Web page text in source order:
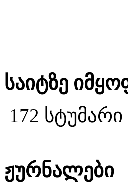
საიტზე
172 სტუმარი
ჟურნალები